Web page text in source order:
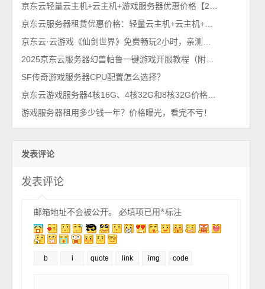
SF传奇游戏服务器CPU配置怎么选择？
游戏服务器租用多少钱一年？价格曝光，看完不亏！
发表评论
发表评论
邮箱地址不会被公开。 必填项已用*标注